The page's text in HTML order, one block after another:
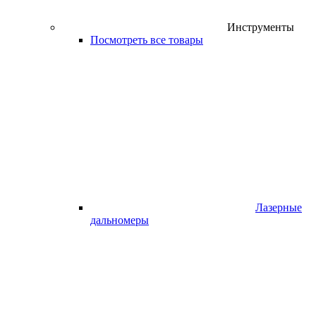
Инструменты
Посмотреть все товары
Лазерные
дальномеры